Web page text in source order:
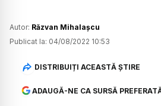
Autor: Răzvan Mihalașcu
Publicat la: 04/08/2022 10:53
DISTRIBUIȚI ACEASTĂ ȘTIRE
ADAUGĂ-NE CA SURSĂ